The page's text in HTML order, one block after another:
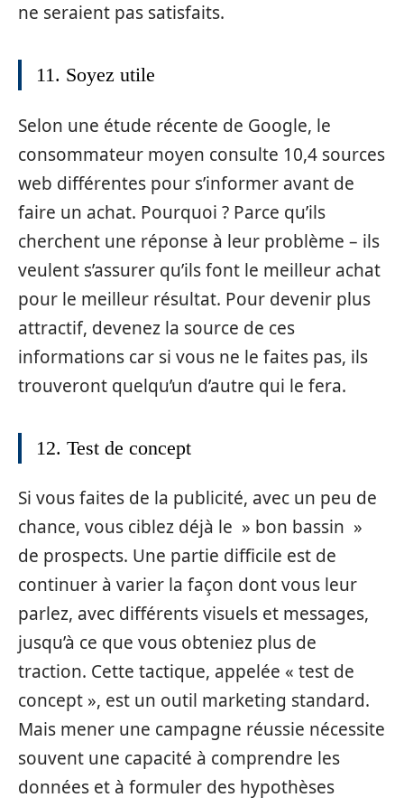
ne seraient pas satisfaits.
11. Soyez utile
Selon une étude récente de Google, le
consommateur moyen consulte 10,4 sources
web différentes pour s’informer avant de
faire un achat. Pourquoi ? Parce qu’ils
cherchent une réponse à leur problème – ils
veulent s’assurer qu’ils font le meilleur achat
pour le meilleur résultat. Pour devenir plus
attractif, devenez la source de ces
informations car si vous ne le faites pas, ils
trouveront quelqu’un d’autre qui le fera.
12. Test de concept
Si vous faites de la publicité, avec un peu de
chance, vous ciblez déjà le » bon bassin »
de prospects. Une partie difficile est de
continuer à varier la façon dont vous leur
parlez, avec différents visuels et messages,
jusqu’à ce que vous obteniez plus de
traction. Cette tactique, appelée « test de
concept », est un outil marketing standard.
Mais mener une campagne réussie nécessite
souvent une capacité à comprendre les
données et à formuler des hypothèses